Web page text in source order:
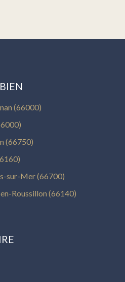
(66000)
(66750)
sur-Mer (66700)
Roussillon (66140)